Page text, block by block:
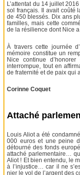
L’attentat du 14 juillet
sol français. Il avait coûté
de 450 blessés. Dix ans
familles, mais cette
de la résilience dont Nice
À travers cette journée
mémoire constitue un
Nice continue
interrompue, tout en
de fraternité et de paix qui
Corinne Coquet
Attaché
Louis Aliot a été
000 euros et une peine
détourné des fonds
attaché parlementaire…
Aliot ! Et bien entendu, le
à l’injustice… car il ne
nier le vol de l’argent des